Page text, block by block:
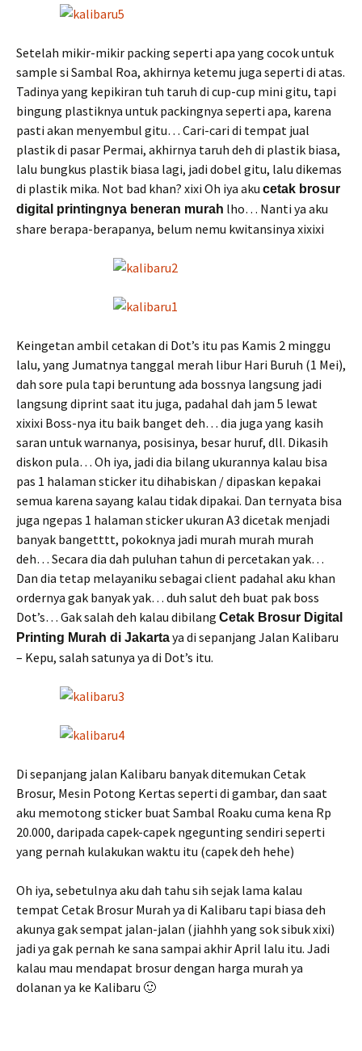
Setelah mikir-mikir packing seperti apa yang cocok untuk
sample si Sambal Roa, akhirnya ketemu juga seperti di atas.
Tadinya yang kepikiran tuh taruh di cup-cup mini gitu, tapi
bingung plastiknya untuk packingnya seperti apa, karena
pasti akan menyembul gitu… Cari-cari di tempat jual
plastik di pasar Permai, akhirnya taruh deh di plastik biasa,
lalu bungkus plastik biasa lagi, jadi dobel gitu, lalu dikemas
di plastik mika. Not bad khan? xixi Oh iya aku cetak brosur
digital printingnya beneran murah lho… Nanti ya aku
share berapa-berapanya, belum nemu kwitansinya xixixi
Keingetan ambil cetakan di Dot’s itu pas Kamis 2 minggu
lalu, yang Jumatnya tanggal merah libur Hari Buruh (1 Mei),
dah sore pula tapi beruntung ada bossnya langsung jadi
langsung diprint saat itu juga, padahal dah jam 5 lewat
xixixi Boss-nya itu baik banget deh… dia juga yang kasih
saran untuk warnanya, posisinya, besar huruf, dll. Dikasih
diskon pula… Oh iya, jadi dia bilang ukurannya kalau bisa
pas 1 halaman sticker itu dihabiskan / dipaskan kepakai
semua karena sayang kalau tidak dipakai. Dan ternyata bisa
juga ngepas 1 halaman sticker ukuran A3 dicetak menjadi
banyak bangetttt, pokoknya jadi murah murah murah
deh… Secara dia dah puluhan tahun di percetakan yak…
Dan dia tetap melayaniku sebagai client padahal aku khan
ordernya gak banyak yak… duh salut deh buat pak boss
Dot’s… Gak salah deh kalau dibilang Cetak Brosur Digital
Printing Murah di Jakartaya di sepanjang Jalan Kalibaru
– Kepu, salah satunya ya di Dot’s itu.
Di sepanjang jalan Kalibaru banyak ditemukan Cetak
Brosur, Mesin Potong Kertas seperti di gambar, dan saat
aku memotong sticker buat Sambal Roaku cuma kena Rp
20.000, daripada capek-capek ngegunting sendiri seperti
yang pernah kulakukan waktu itu (capek deh hehe)
Oh iya, sebetulnya aku dah tahu sih sejak lama kalau
tempat Cetak Brosur Murah ya di Kalibaru tapi biasa deh
akunya gak sempat jalan-jalan (jiahhh yang sok sibuk xixi)
jadi ya gak pernah ke sana sampai akhir April lalu itu. Jadi
kalau mau mendapat brosur dengan harga murah ya
dolanan ya ke Kalibaru 🙂